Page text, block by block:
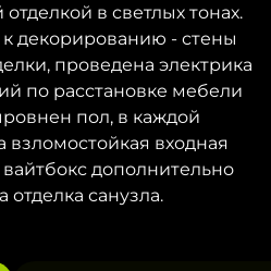
в светлых тонах.
к декорированию - стены
проведена электрика
по расстановке мебели
пол, в каждой
взломостойкая входная
дополнительно
санузла.